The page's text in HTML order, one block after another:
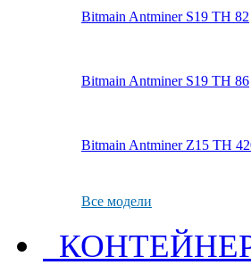
Bitmain Antminer S19 TH 82
Bitmain Antminer S19 TH 86
Bitmain Antminer Z15 TH
Все модели